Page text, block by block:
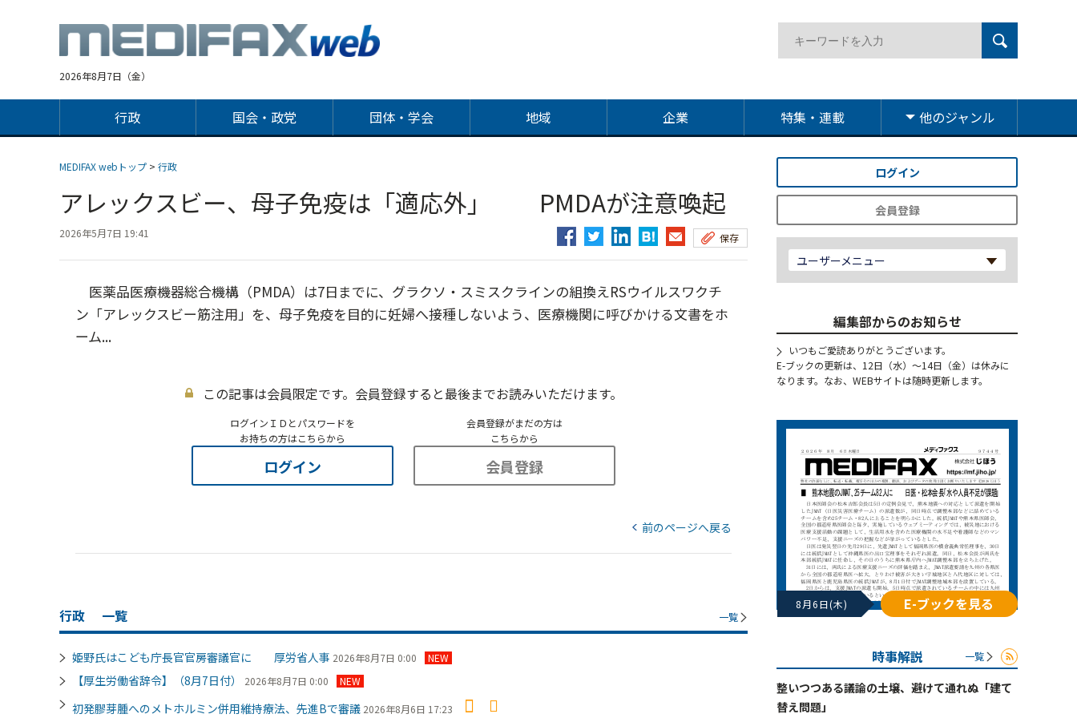
2026年8月7日（金）
行政 国会・政党 団体・学会 地域 企業 特集・連載 他のジャンル
MEDIFAX webトップ > 行政
アレックスビー、母子免疫は「適応外」 PMDAが注意喚起
2026年5月7日 19:41 保存
医薬品医療機器総合機構（PMDA）は7日までに、グラクソ・スミスクラインの組換えRSウイルスワクチ
ン「アレックスビー筋注用」を、母子免疫を目的に妊婦へ接種しないよう、医療機関に呼びかける文書をホ
ーム...
この記事は会員限定です。会員登録すると最後までお読みいただけます。
ログインＩＤとパスワードを
お持ちの方はこちらから
ログイン
会員登録がまだの方は
こちらから
会員登録
前のページへ戻る
行政 一覧 一覧
姫野氏はこども庁長官官房審議官に 厚労省人事 2026年8月7日 0:00 NEW
【厚生労働省辞令】（8月7日付） 2026年8月7日 0:00 NEW
初発膠芽腫へのメトホルミン併用維持療法、先進Bで審議 2026年8月6日 17:23
ログイン
会員登録
ユーザーメニュー
編集部からのお知らせ
いつもご愛読ありがとうございます。
E-ブックの更新は、12日（水）～14日（金）は休みに
なります。なお、WEBサイトは随時更新します。
8月6日(木) E-ブックを見る
時事解説 一覧
整いつつある議論の土壌、避けて通れぬ「建て
替え問題」